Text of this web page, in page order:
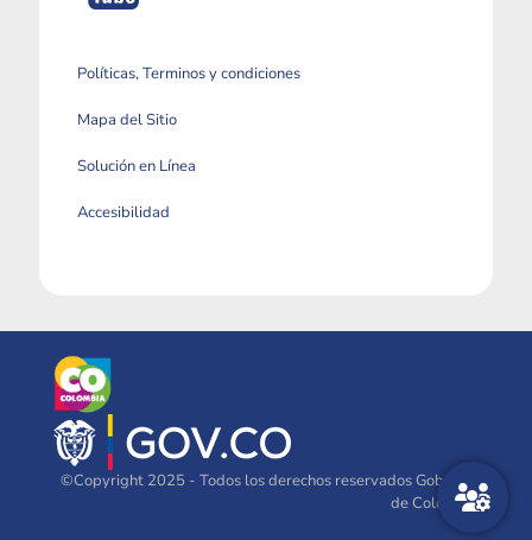
Políticas, Terminos y condiciones
Mapa del Sitio
Solución en Línea
Accesibilidad
©Copyright 2025 - Todos los derechos reservados Gobierno
de Colombia